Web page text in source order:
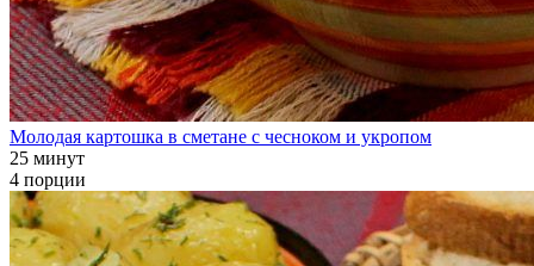
Молодая картошка в сметане с чесноком и укропом
25 минут
4 порции